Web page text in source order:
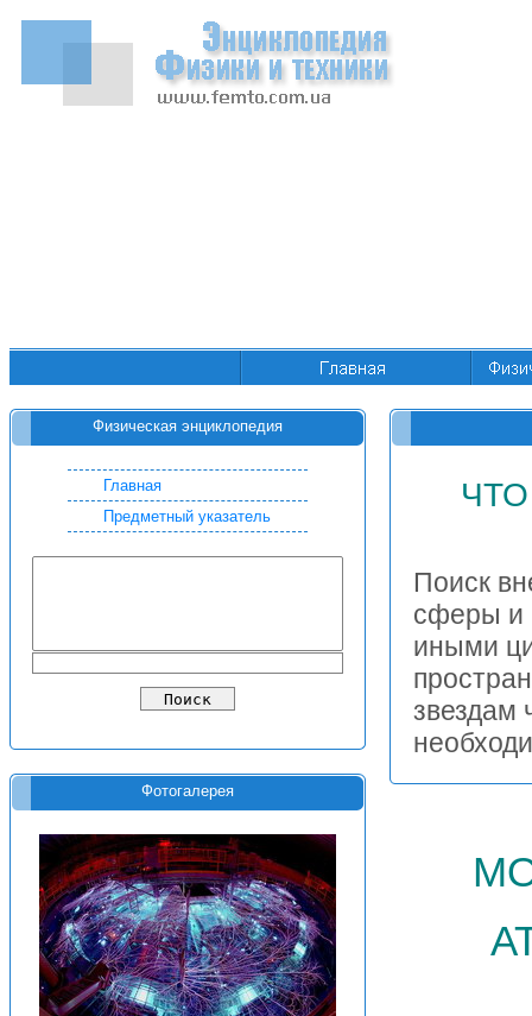
Физическая энциклопедия
Главная
Предметный указатель
Фотогалерея
Поиск
сферы и
иными
звездам